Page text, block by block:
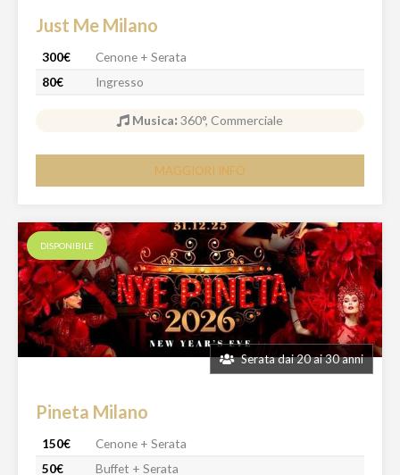
Just Me Milano
300€
Cenone + Serata
80€
Ingresso
Musica: 360°, Commerciale
MAGGIORI INFO
Serata dai 20 ai 30 anni
DISPONIBILE
Pineta Milano
150€
Cenone + Serata
50€
Buffet + Serata